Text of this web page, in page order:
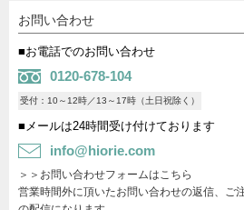
お問い合わせ
■お電話でのお問い合わせ
0120-678-104
受付：10～12時／13～17時（土日祝除く）
■メールは24時間受け付けております
info@hiorie.com
＞＞お問い合わせフォームはこちら
営業時間外に頂いたお問い合わせの返信、ご